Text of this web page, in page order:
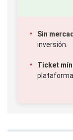
Sin
inversión.
Ticket